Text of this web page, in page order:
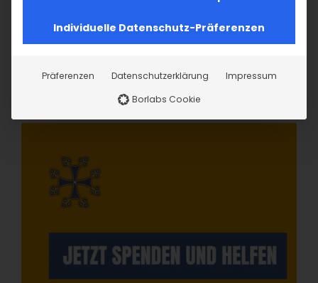
Individuelle Datenschutz-Präferenzen
Präferenzen Datenschutzerklärung
Impressum
Borlabs Cookie